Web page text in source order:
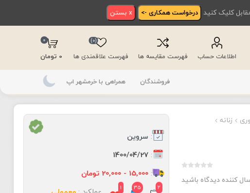
کلیک کنید درخواست همکاری -> x بستن
اطلاعات حساب فهرست مقایسه ها فهرست علاقمندی ها
(0)
0
0 تومان
فروشندگان همراهی با خرمشهر اپ
زنانه
کننده دیدگاه باشید
: سروین
:
1400/04/27
:15,000 - 20,000 تومان
2
35
1